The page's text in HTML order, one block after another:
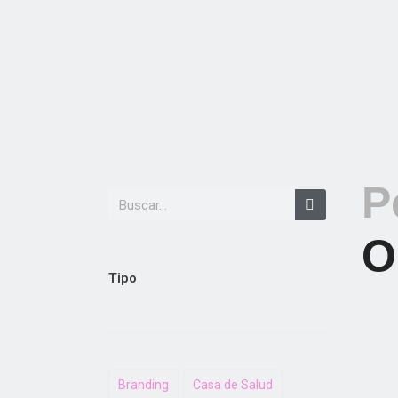
Tipo
Branding Casa de Salud